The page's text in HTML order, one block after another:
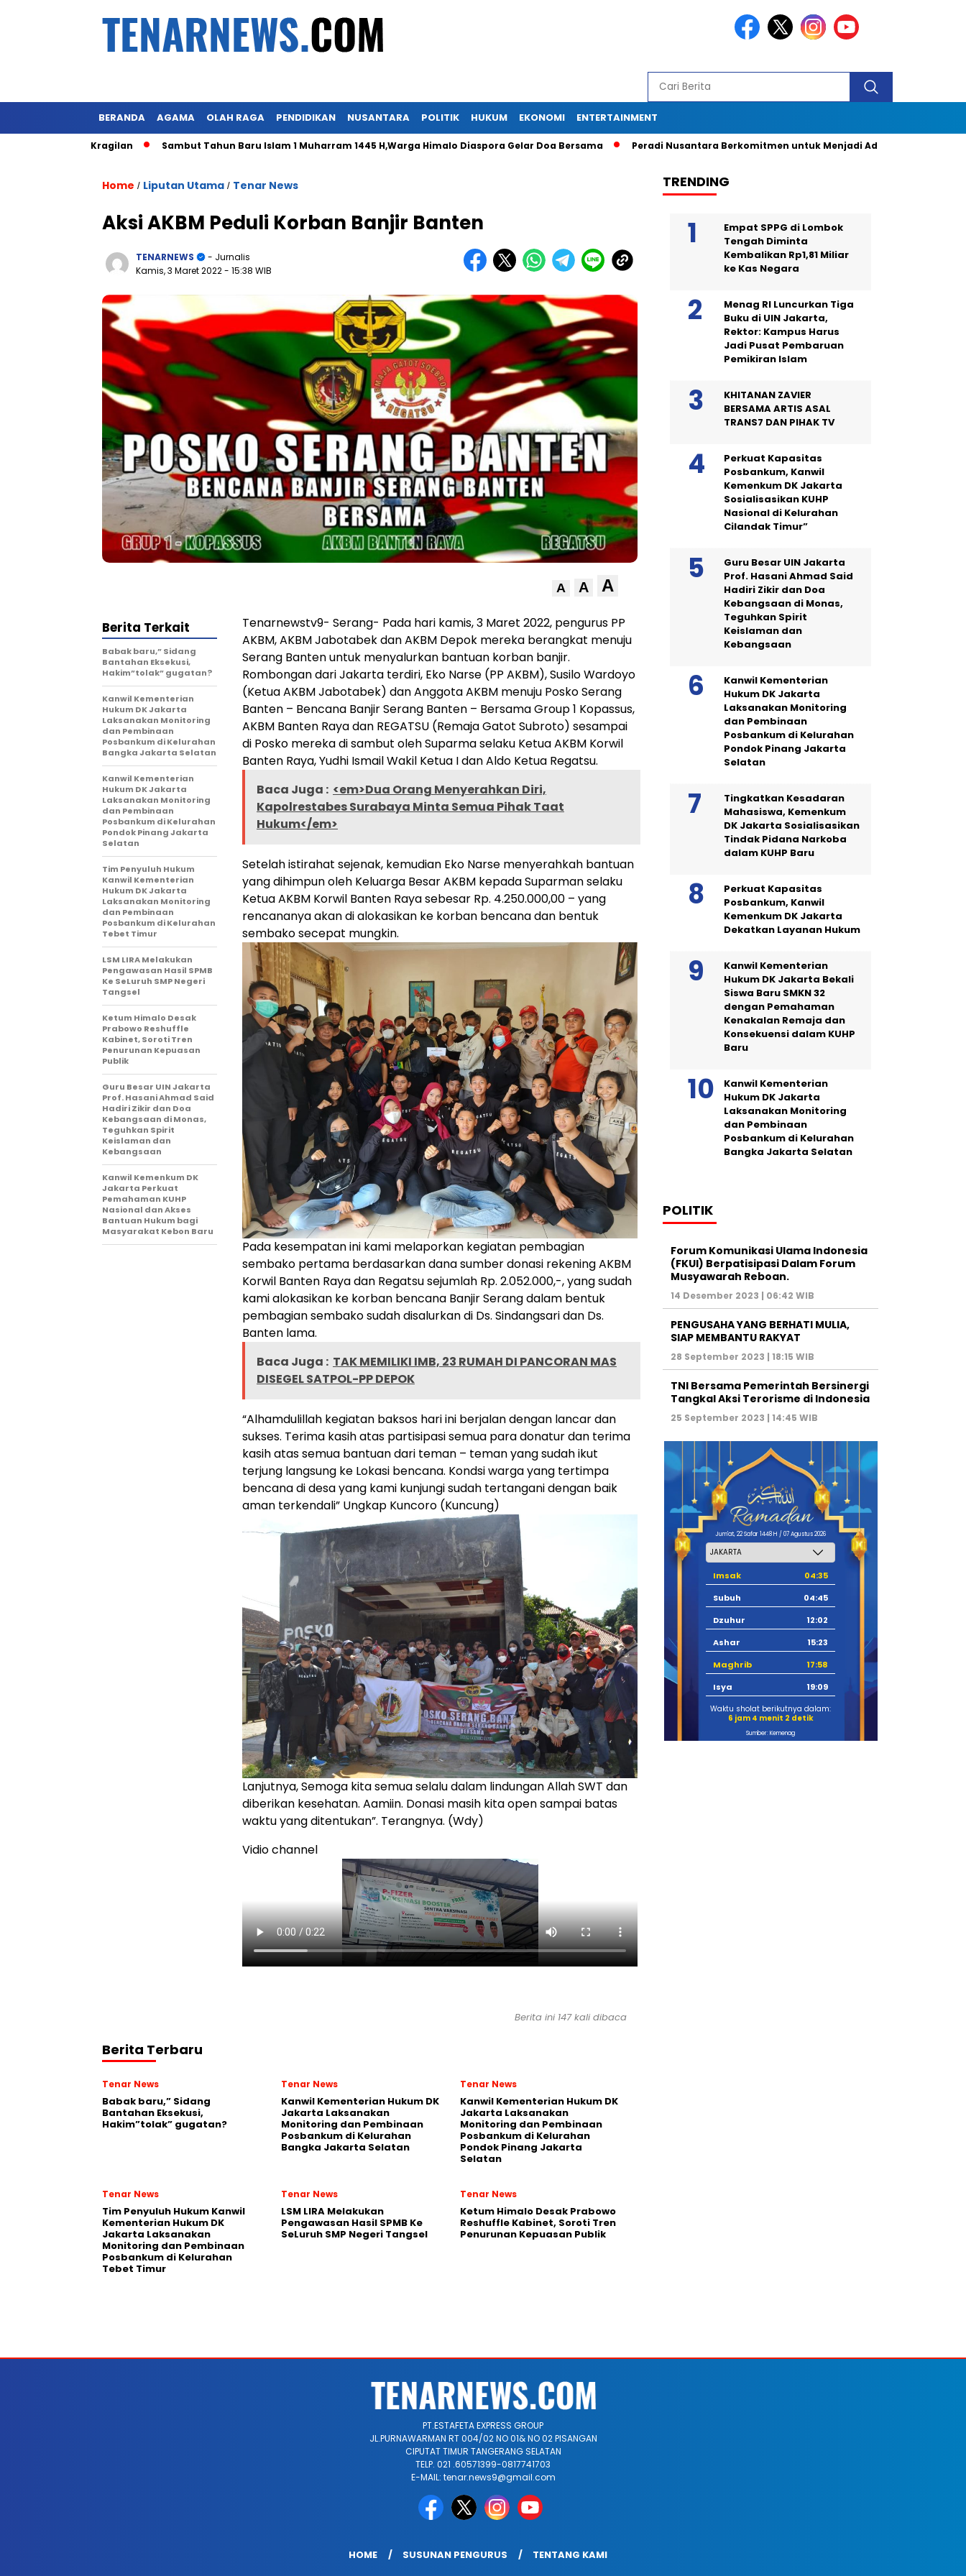
BERANDA AGAMA OLAH RAGA PENDIDIKAN NUSANTARA POLITIK HUKUM EKONOMI ENTERTAINMENT
Sambut Tahun Baru Islam 1 Muharram 1445 H,Warga Himalo Diaspora Gelar Doa Bersama Peradi Nusantara Berkomitmen untuk Menjadi Advokat Spesialis dengan
Home / Liputan Utama / Tenar News
Aksi AKBM Peduli Korban Banjir Banten
TENARNEWS
- Jurnalis
Kamis, 3 Maret 2022- 15:38 WIB
A A A
Tenarnewstv9- Serang- Pada hari kamis, 3 Maret 2022, pengurus PP
AKBM, AKBM Jabotabek dan AKBM Depok mereka berangkat menuju
Serang Banten untuk menyalurkan bantuan korban banjir.
Rombongan dari Jakarta terdiri, Eko Narse (PP AKBM), Susilo Wardoyo
(Ketua AKBM Jabotabek) dan Anggota AKBM menuju Posko Serang
Banten – Bencana Banjir Serang Banten – Bersama Group 1 Kopassus,
AKBM Banten Raya dan REGATSU (Remaja Gatot Subroto) sesampai
di Posko mereka di sambut oleh Suparma selaku Ketua AKBM Korwil
Banten Raya, Yudhi Ismail Wakil Ketua I dan Aldo Ketua Regatsu.
Baca Juga : <em>Dua Orang Menyerahkan Diri,
Kapolrestabes Surabaya Minta Semua Pihak Taat
Hukum</em>
Setelah istirahat sejenak, kemudian Eko Narse menyerahkah bantuan
yang dihimpun oleh Keluarga Besar AKBM kepada Suparman selaku
Ketua AKBM Korwil Banten Raya sebesar Rp. 4.250.000,00 – yang
rencananya akan di alokasikan ke korban bencana dan bentuk
sembako secepat mungkin.
Pada kesempatan ini kami melaporkan kegiatan pembagian
sembako pertama berdasarkan dana sumber donasi rekening AKBM
Korwil Banten Raya dan Regatsu sejumlah Rp. 2.052.000,-, yang sudah
kami alokasikan ke korban bencana Banjir Serang dalam bentuk
pembagian sembako sudah disalurkan di Ds. Sindangsari dan Ds.
Banten lama.
Baca Juga : TAK MEMILIKI IMB, 23 RUMAH DI PANCORAN MAS
DISEGEL SATPOL-PP DEPOK
“Alhamdulillah kegiatan baksos hari ini berjalan dengan lancar dan
sukses. Terima kasih atas partisipasi semua para donatur dan terima
kasih atas semua bantuan dari teman – teman yang sudah ikut
terjung langsung ke Lokasi bencana. Kondsi warga yang tertimpa
bencana di desa yang kami kunjungi sudah tertangani dengan baik
aman terkendali” Ungkap Kuncoro (Kuncung)
Lanjutnya, Semoga kita semua selalu dalam lindungan Allah SWT dan
diberikan kesehatan. Aamiin. Donasi masih kita open sampai batas
waktu yang ditentukan”. Terangnya. (Wdy)
Vidio channel
Berita Terkait
Babak baru,” Sidang
Bantahan Eksekusi,
Hakim”tolak” gugatan?
Kanwil Kementerian
Hukum DK Jakarta
Laksanakan Monitoring
dan Pembinaan
Posbankum di Kelurahan
Bangka Jakarta Selatan
Kanwil Kementerian
Hukum DK Jakarta
Laksanakan Monitoring
dan Pembinaan
Posbankum di Kelurahan
Pondok Pinang Jakarta
Selatan
Tim Penyuluh Hukum
Kanwil Kementerian
Hukum DK Jakarta
Laksanakan Monitoring
dan Pembinaan
Posbankum di Kelurahan
Tebet Timur
LSM LIRA Melakukan
Pengawasan Hasil SPMB
Ke SeLuruh SMP Negeri
Tangsel
Ketum Himalo Desak
Prabowo Reshuffle
Kabinet, Soroti Tren
Penurunan Kepuasan
Publik
Guru Besar UIN Jakarta
Prof. Hasani Ahmad Said
Hadiri Zikir dan Doa
Kebangsaan di Monas,
Teguhkan Spirit
Keislaman dan
Kebangsaan
Kanwil Kemenkum DK
Jakarta Perkuat
Pemahaman KUHP
Nasional dan Akses
Bantuan Hukum bagi
Masyarakat Kebon Baru
Berita ini 147 kali dibaca
Berita Terbaru
Tenar News
Babak baru,” Sidang
Bantahan Eksekusi,
Hakim”tolak” gugatan?
Tenar News
Kanwil Kementerian Hukum DK
Jakarta Laksanakan
Monitoring dan Pembinaan
Posbankum di Kelurahan
Bangka Jakarta Selatan
Tenar News
Kanwil Kementerian Hukum DK
Jakarta Laksanakan
Monitoring dan Pembinaan
Posbankum di Kelurahan
Pondok Pinang Jakarta
Selatan
Tenar News
Tim Penyuluh Hukum Kanwil
Kementerian Hukum DK
Jakarta Laksanakan
Monitoring dan Pembinaan
Posbankum di Kelurahan
Tebet Timur
Tenar News
LSM LIRA Melakukan
Pengawasan Hasil SPMB Ke
SeLuruh SMP Negeri Tangsel
Tenar News
Ketum Himalo Desak Prabowo
Reshuffle Kabinet, Soroti Tren
Penurunan Kepuasan Publik
TRENDING
Empat SPPG di Lombok
Tengah Diminta
Kembalikan Rp1,81 Miliar
ke Kas Negara
Menag RI Luncurkan Tiga
Buku di UIN Jakarta,
Rektor: Kampus Harus
Jadi Pusat Pembaruan
Pemikiran Islam
KHITANAN ZAVIER
BERSAMA ARTIS ASAL
TRANS7 DAN PIHAK TV
Perkuat Kapasitas
Posbankum, Kanwil
Kemenkum DK Jakarta
Sosialisasikan KUHP
Nasional di Kelurahan
Cilandak Timur”
Guru Besar UIN Jakarta
Prof. Hasani Ahmad Said
Hadiri Zikir dan Doa
Kebangsaan di Monas,
Teguhkan Spirit
Keislaman dan
Kebangsaan
Kanwil Kementerian
Hukum DK Jakarta
Laksanakan Monitoring
dan Pembinaan
Posbankum di Kelurahan
Pondok Pinang Jakarta
Selatan
Tingkatkan Kesadaran
Mahasiswa, Kemenkum
DK Jakarta Sosialisasikan
Tindak Pidana Narkoba
dalam KUHP Baru
Perkuat Kapasitas
Posbankum, Kanwil
Kemenkum DK Jakarta
Dekatkan Layanan Hukum
Kanwil Kementerian
Hukum DK Jakarta Bekali
Siswa Baru SMKN 32
dengan Pemahaman
Kenakalan Remaja dan
Konsekuensi dalam KUHP
Baru
Kanwil Kementerian
Hukum DK Jakarta
Laksanakan Monitoring
dan Pembinaan
Posbankum di Kelurahan
Bangka Jakarta Selatan
POLITIK
Forum Komunikasi Ulama Indonesia
(FKUI) Berpatisipasi Dalam Forum
Musyawarah Reboan.
14 Desember 2023 | 06:42 WIB
PENGUSAHA YANG BERHATI MULIA,
SIAP MEMBANTU RAKYAT
28 September 2023 | 18:15 WIB
TNI Bersama Pemerintah Bersinergi
Tangkal Aksi Terorisme di Indonesia
25 September 2023 | 14:45 WIB
Jum'at, 22 Safar 1448 H / 07 Agustus 2026
Imsak
04:35
Subuh
04:45
Dzuhur
12:02
Ashar
15:23
Maghrib
17:58
Isya
19:09
Waktu sholat berikutnya dalam:
6 jam 4 menit 1 detik
Sumber: Kemenag
PT.ESTAFETA EXPRESS GROUP
JL.PURNAWARMAN RT 004/02 NO 01& NO 02 PISANGAN
CIPUTAT TIMUR TANGERANG SELATAN
TELP. 021 .60571399-0817741703
E-MAIL: tenar.news9@gmail.com
HOME SUSUNAN PENGURUS TENTANG KAMI